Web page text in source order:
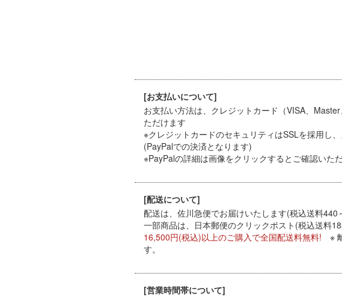
[お支払いについて]
お支払い方法は、クレジットカード（VISA、
ただけます
※クレジットカードのセキュリティはSSLを採用し
(PayPalでの決済となります)
※PayPalの詳細は画像をクリックするとご確認いただ
[配送について]
配送は、佐川急便でお届けいたします(税込送料440
一部商品は、日本郵便のクリックポスト(税込送料
16,500円(税込)以上のご購入で全国配送料無料! ※
す。
[営業時間帯について]